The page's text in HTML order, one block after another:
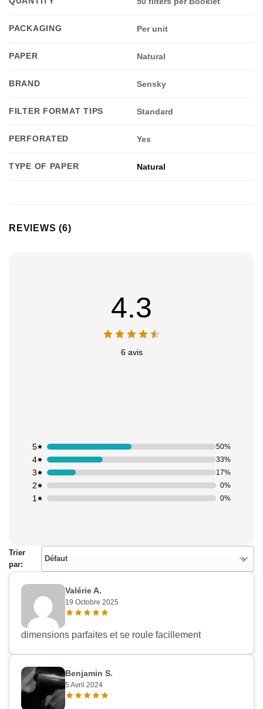
PACKAGING Per unit
PAPER Natural
BRAND Sensky
FILTER FORMAT TIPS Standard
PERFORATED Yes
TYPE OF PAPER Natural
REVIEWS (6)
4.3
6 avis
1 0%
2 0%
3 17%
4 33%
5 50%
Trier
par:
Défaut
Valérie A.
19 Octobre 2025
dimensions parfaites et se roule facillement
Benjamin S.
5 Avril 2024